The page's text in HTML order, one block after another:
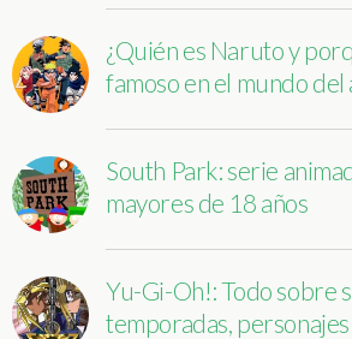
¿Quién es Naruto y
famoso en el mundo del
South Park: serie
mayores de 18 años
Yu-Gi-Oh!: Todo sobre
temporadas,